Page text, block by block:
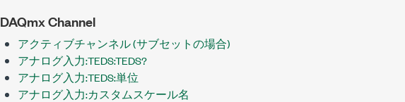
DAQmx Channel
アクティブチャンネル (サブセットの場合)
アナログ入力:TEDS:TEDS?
アナログ入力:TEDS:単位
アナログ入力:カスタムスケール名